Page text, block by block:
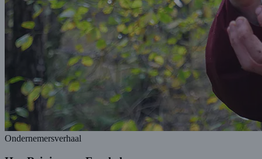
Ondernemersverhaal